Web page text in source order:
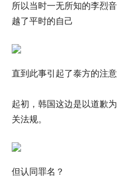
所以当时一无所知的李烈
越了平时的自己
直到此事引起了泰方的注
起初，韩国这边是以道歉
关法规。
但认同罪名？